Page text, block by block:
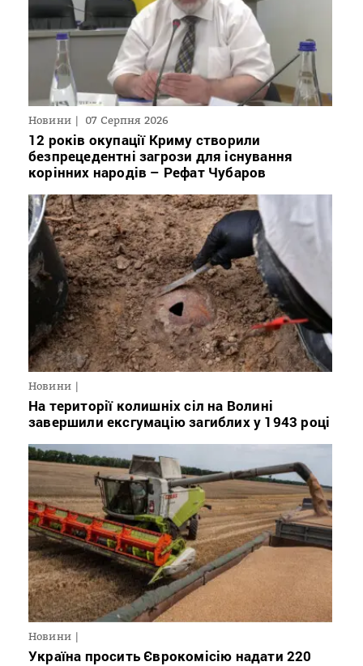
Новини 07 Серпня 2026
12 років окупації Криму створили
безпрецедентні загрози для існування
корінних народів – Рефат Чубаров
Новини
На території колишніх сіл на Волині
завершили ексгумацію загиблих у 1943 році
Новини
Україна просить Єврокомісію надати 220